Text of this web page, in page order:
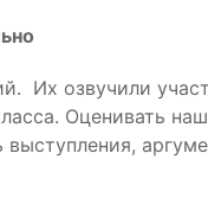
Их озвучили
Оценивать